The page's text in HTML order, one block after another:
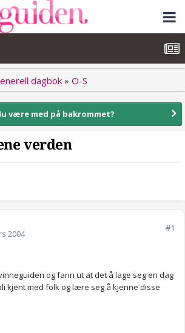
dagbok » O-S
være med på bakrommet?
verden
2004
#1
og fann ut at det å lage seg en dag
kjent med folk og lære seg å kjenne disse